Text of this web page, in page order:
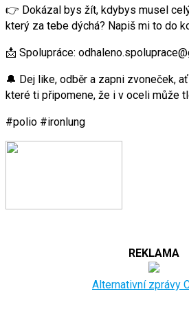
👉 Dokázal bys žít, kdybys musel
který za tebe dýchá? Napiš mi to do
📩 Spolupráce:
🔔 Dej like, odběr a zapni zvoneček,
které ti připomene, že i v oceli může
#polio #ironlung
REKLAMA
Alternativní zprávy